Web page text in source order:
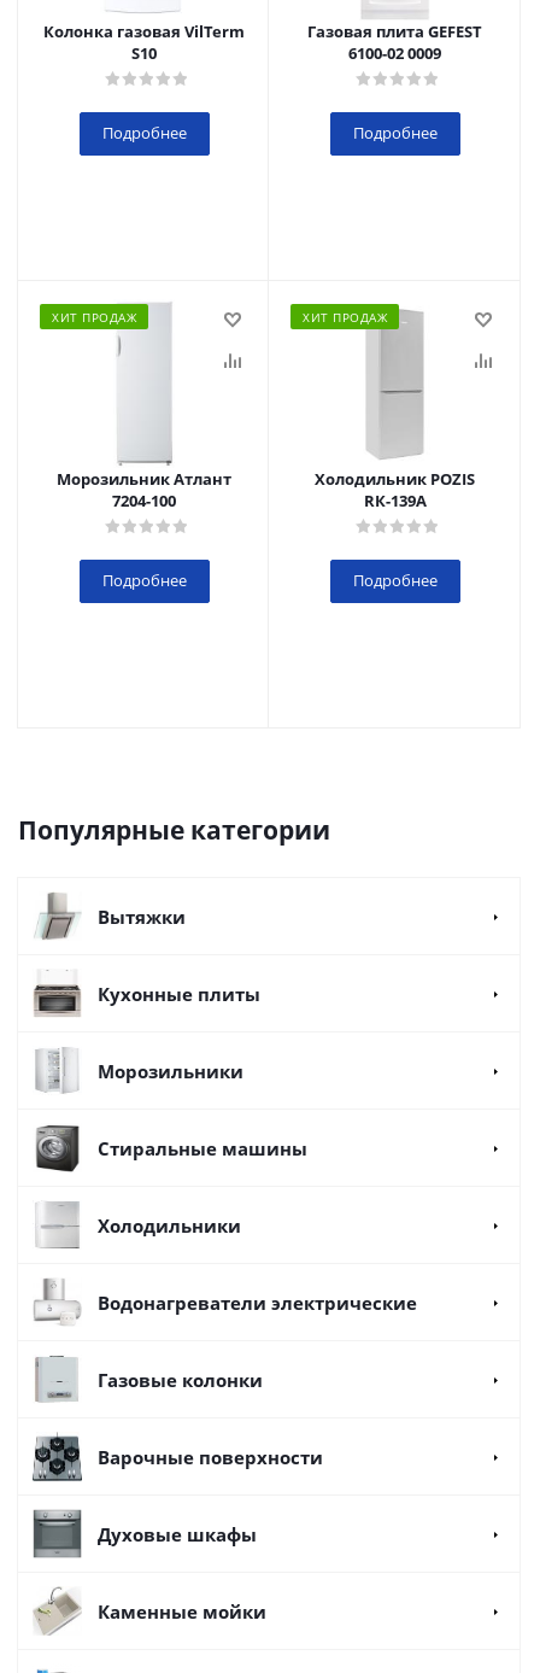
Колонка газовая VilTerm
S10
Подробнее
Газовая плита GEFEST
6100-02 0009
Подробнее
ХИТ ПРОДАЖ
Морозильник Атлант
7204-100
Подробнее
ХИТ ПРОДАЖ
Холодильник POZIS
RК-139А
Подробнее
Популярные категории
Вытяжки
Кухонные плиты
Морозильники
Стиральные машины
Холодильники
Водонагреватели электрические
Газовые колонки
Варочные поверхности
Духовые шкафы
Каменные мойки